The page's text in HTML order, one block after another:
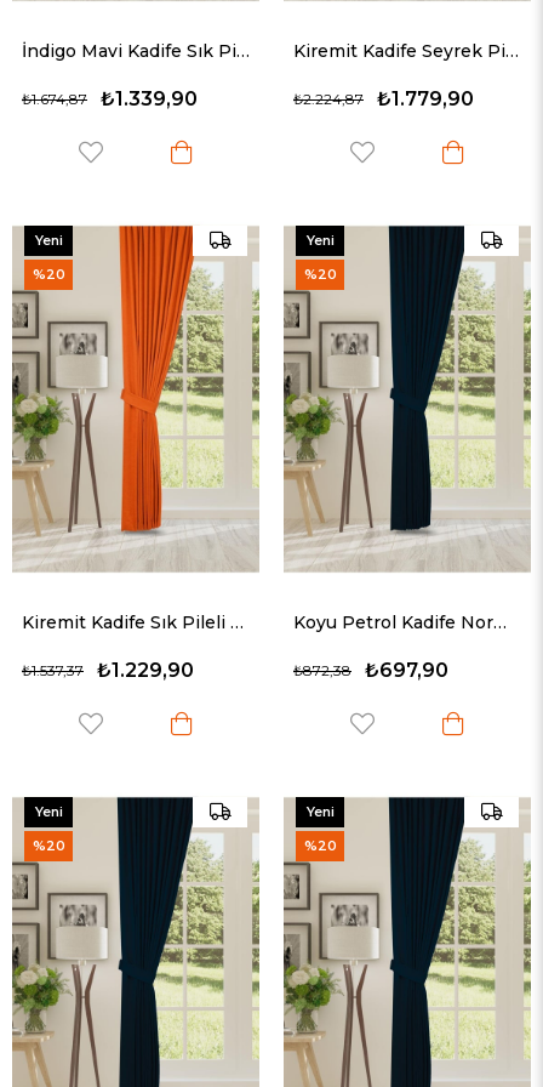
İndigo Mavi Kadife Sık Pileli Fon Perde (1x3)
₺1.339,90
₺1.674,87
Kiremit Kadife Seyrek Pileli Fon Perde (1x2)
₺1.779,90
₺2.224,87
Kiremit Kadife Sık Pileli Fon Perde (1x3)
₺1.229,90
₺1.537,37
Yeni
Ürün
%20
Koyu Petrol Kadife Normal Pileli Fon Perde (1x2.5)
₺697,90
₺872,38
Yeni
Ürün
%20
Yeni
Ürün
%20
Yeni
Ürün
%20